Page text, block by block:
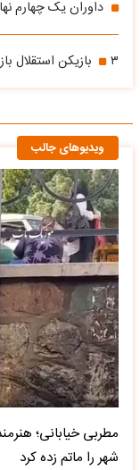
داوران یک
۳ بازیکن استقلال بازی با پیکان در جام حذفی را از دست دادند
ویدیوهای جالب
مطربی خیابانی؛
شهر را ماتم زده کرد